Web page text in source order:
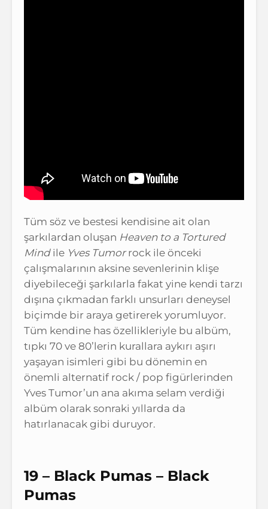
Tüm söz ve bestesi kendisine ait olan
şarkılardan oluşan Heaven to a Tortured
Mindile Yves Tumorrock ile önceki
çalışmalarının aksine sevenlerinin klişe
diyebileceği şarkılarla fakat yine kendi tarzı
dışına çıkmadan farklı unsurları deneysel
biçimde bir araya getirerek yorumluyor.
Tüm kendine has özellikleriyle bu albüm,
tıpkı 70 ve 80’lerin kurallara aykırı aşırı
yaşayan isimleri gibi bu dönemin en
önemli alternatif rock / pop figürlerinden
Yves Tumor’un ana akıma selam verdiği
albüm olarak sonraki yıllarda da
hatırlanacak gibi duruyor.
19 – Black Pumas – Black
Pumas